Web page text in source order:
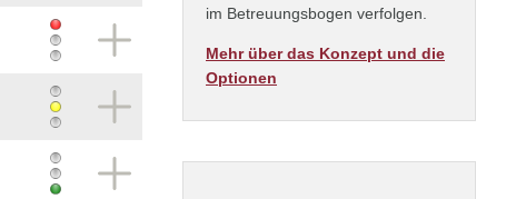
im Betreuungsbogen verfolgen.
Mehr über das Konzept und die
Optionen